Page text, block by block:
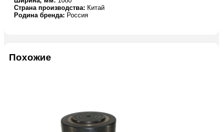
Страна производства: Китай
Родина бренда: Россия
Похожие